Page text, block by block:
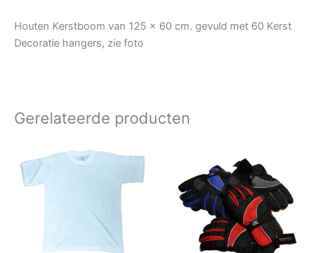
Houten Kerstboom van 125 x 60 cm. gevuld met 60 Kerst
Decoratie hangers, zie foto
Gerelateerde producten